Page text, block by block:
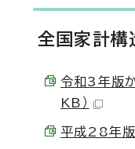
全国家計構
令和3年版
KB）
平成28年